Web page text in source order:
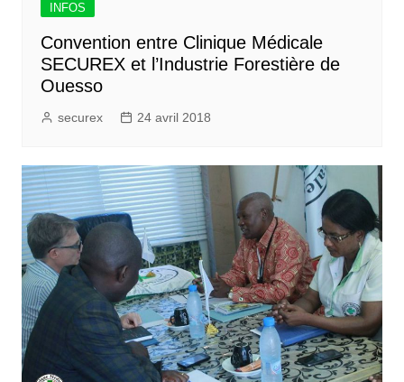
INFOS
Convention entre Clinique Médicale
SECUREX et l’Industrie Forestière de
Ouesso
securex 24 avril 2018